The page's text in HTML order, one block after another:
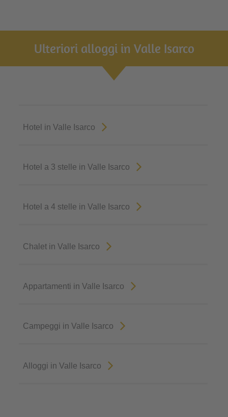
Ulteriori alloggi in Valle Isarco
Hotel in Valle Isarco
Hotel a 3 stelle in Valle Isarco
Hotel a 4 stelle in Valle Isarco
Chalet in Valle Isarco
Appartamenti in Valle Isarco
Campeggi in Valle Isarco
Alloggi in Valle Isarco